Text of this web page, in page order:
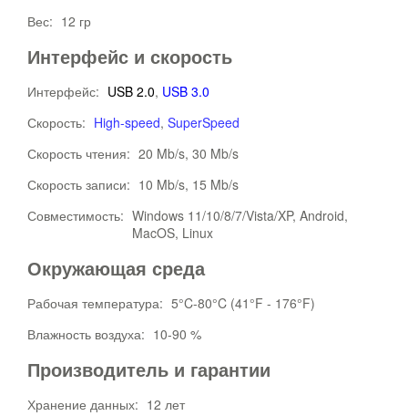
Вес: 12 гр
Интерфейс и скорость
Интерфейс: USB 2.0, USB 3.0
Скорость: High-speed, SuperSpeed
Скорость чтения: 20 Mb/s, 30 Mb/s
Скорость записи: 10 Mb/s, 15 Mb/s
Совместимость: Windows 11/10/8/7/Vista/XP, Android,
MacOS, Linux
Окружающая среда
Рабочая температура: 5°C-80°C (41°F - 176°F)
Влажность воздуха: 10-90 %
Производитель и гарантии
Хранение данных: 12 лет